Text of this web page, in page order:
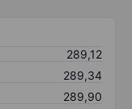
289,12
289,34
289,90